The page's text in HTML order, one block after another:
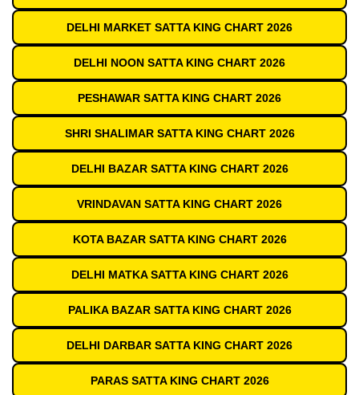
DELHI MARKET SATTA KING CHART 2026
DELHI NOON SATTA KING CHART 2026
PESHAWAR SATTA KING CHART 2026
SHRI SHALIMAR SATTA KING CHART 2026
DELHI BAZAR SATTA KING CHART 2026
VRINDAVAN SATTA KING CHART 2026
KOTA BAZAR SATTA KING CHART 2026
DELHI MATKA SATTA KING CHART 2026
PALIKA BAZAR SATTA KING CHART 2026
DELHI DARBAR SATTA KING CHART 2026
PARAS SATTA KING CHART 2026